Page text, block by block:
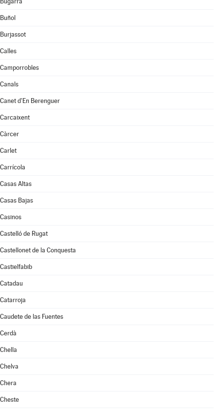
Buñol
Burjassot
Calles
Camporrobles
Canals
Canet d'En Berenguer
Carcaixent
Càrcer
Carlet
Carrícola
Casas Altas
Casas Bajas
Casinos
Castelló de Rugat
Castellonet de la Conquesta
Castielfabib
Catadau
Catarroja
Caudete de las Fuentes
Cerdà
Chella
Chelva
Chera
Cheste